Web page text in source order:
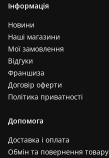
Інформація
Новини
Наші магазини
Мої замовлення
Відгуки
Франшиза
Договір оферти
Політика приватності
Допомога
Доставка і оплата
Обмін та повернення товару